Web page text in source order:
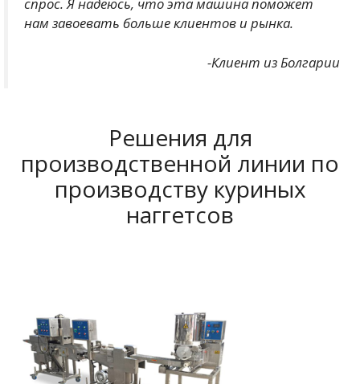
нам завоевать больше клиентов и рынка.
-Клиент из Болгарии
Решения для
производственной линии по
производству куриных
наггетсов